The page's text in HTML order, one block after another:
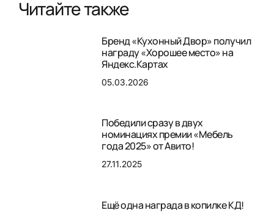
Читайте также
Бренд «Кухонный Двор» получил
награду «Хорошее место» на
Яндекс.Картах
05.03.2026
Победили сразу в двух
номинациях премии «Мебель
года 2025» от Авито!
27.11.2025
Ещё одна награда в копилке КД!